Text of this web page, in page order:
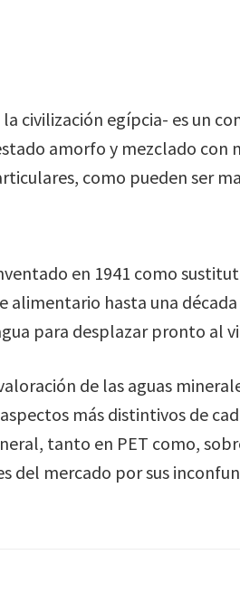
civilización egípcia- es un
amorfo y mezclado con
como pueden ser
en 1941 como
hasta una
para desplazar pronto
de las aguas
más distintivos de
tanto en PET como,
del mercado por sus